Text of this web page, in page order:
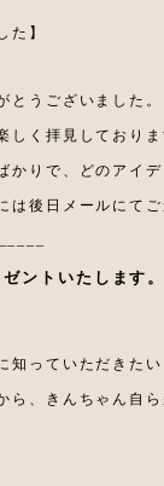
た】
とうございました。
く拝見しておりま
りで、どのアイ
後日メールにて
ントいたします。
っていただきた
、きんちゃん自